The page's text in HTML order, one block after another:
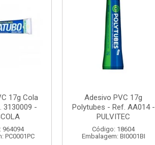
17g Cola
3130009 -
964094
PC0001PC
Adesivo PVC 17g
Polytubes - Ref. AA014 -
PULVITEC
Código: 18604
Embalagem: BI0001BI